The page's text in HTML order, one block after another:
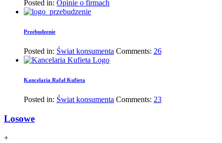
Posted in: Opinie o firmach
Przebudzenie
Posted in: Świat konsumenta Comments: 26
Kancelaria Rafał Kufieta
Posted in: Świat konsumenta Comments: 23
Losowe
+